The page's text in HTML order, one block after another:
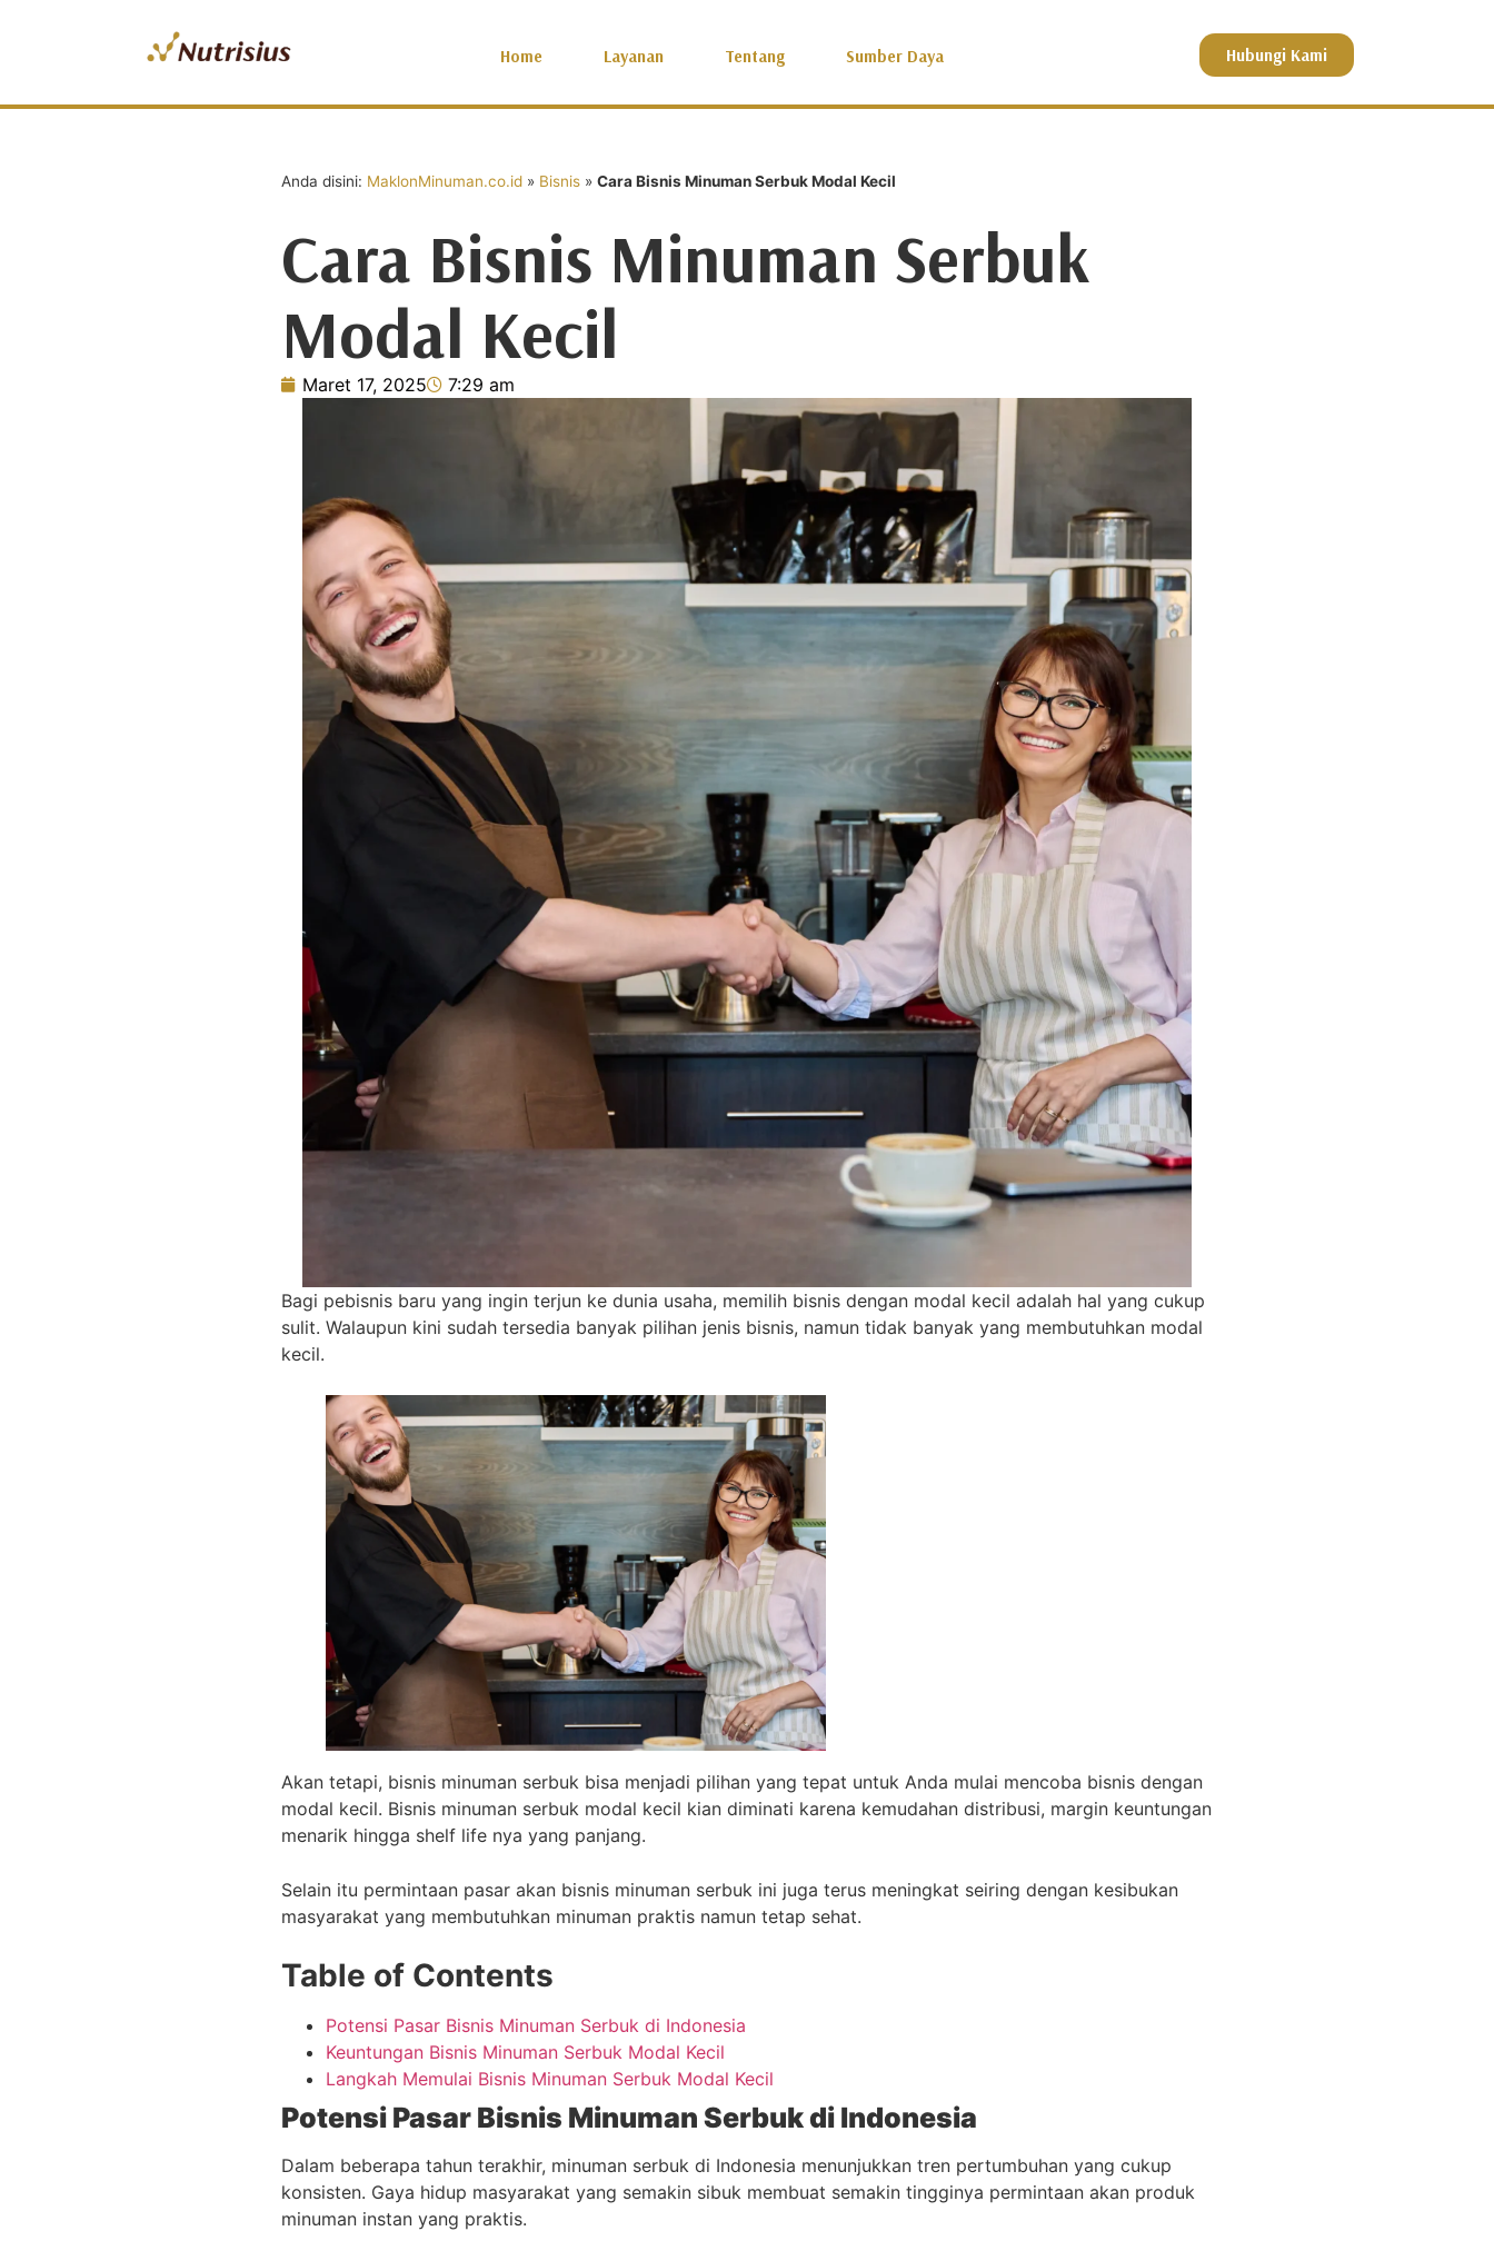
Home Layanan Tentang Sumber Daya Hubungi Kami
Anda disini: MaklonMinuman.co.id » Bisnis » Cara Bisnis Minuman Serbuk Modal Kecil
Cara Bisnis Minuman Serbuk
Modal Kecil
Maret 17, 2025 7:29 am
Bagi pebisnis baru yang ingin terjun ke dunia usaha, memilih bisnis dengan modal kecil adalah hal yang cukup
sulit. Walaupun kini sudah tersedia banyak pilihan jenis bisnis, namun tidak banyak yang membutuhkan modal
kecil.
Akan tetapi, bisnis minuman serbuk bisa menjadi pilihan yang tepat untuk Anda mulai mencoba bisnis dengan
modal kecil. Bisnis minuman serbuk modal kecil kian diminati karena kemudahan distribusi, margin keuntungan
menarik hingga shelf life nya yang panjang.
Selain itu permintaan pasar akan bisnis minuman serbuk ini juga terus meningkat seiring dengan kesibukan
masyarakat yang membutuhkan minuman praktis namun tetap sehat.
Table of Contents
Potensi Pasar Bisnis Minuman Serbuk di Indonesia
Keuntungan Bisnis Minuman Serbuk Modal Kecil
Langkah Memulai Bisnis Minuman Serbuk Modal Kecil
Potensi Pasar Bisnis Minuman Serbuk di Indonesia
Dalam beberapa tahun terakhir, minuman serbuk di Indonesia menunjukkan tren pertumbuhan yang cukup
konsisten. Gaya hidup masyarakat yang semakin sibuk membuat semakin tingginya permintaan akan produk
minuman instan yang praktis.